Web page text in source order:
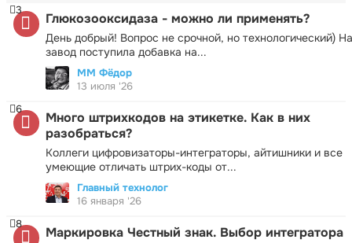
Глюкозооксидаза - можно ли применять?
День добрый! Вопрос не срочной, но технологический) На
завод поступила добавка на...
3
ММ Фёдор
13 июля '26
Много штрихкодов на этикетке. Как в них
разобраться?
Коллеги цифровизаторы-интеграторы, айтишники и все
умеющие отличать штрих-коды от...
6
Главный технолог
16 января '26
Маркировка Честный знак. Выбор интегратора
8